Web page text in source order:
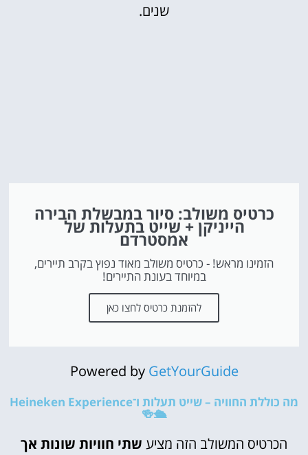
שנים.
כרטיס משולב: סיור במבשלת הבירה
הייניקן + שייט בתעלות של
אמסטרדם
הזמינו מראש! - כרטיס משולב מאוד נפוץ בקרב תיירים,
במיוחד בעונת התיירים!
להזמנת כרטיס לחצו כאן
Powered by GetYourGuide
מה כוללת החוויה – שייט תעלות ו־Heineken Experience
🛳️🍻
הכרטיס המשולב הזה מציע שתי חוויות שונות אך